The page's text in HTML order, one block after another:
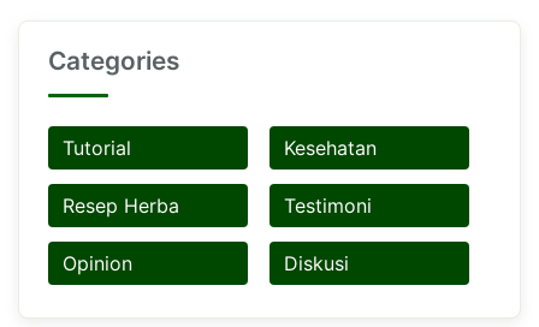
Categories
Tutorial Kesehatan
Resep Herba Testimoni
Opinion Diskusi